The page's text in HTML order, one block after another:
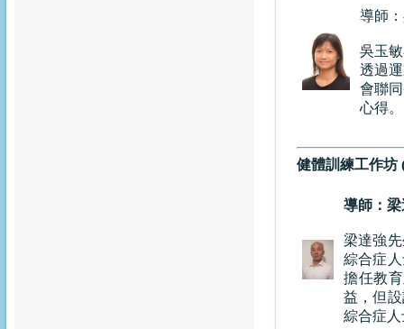
導師
吳玉
透過
會聯
心得。
健體訓練工作坊
導師：
梁達強
綜合症
擔任教
益，但
綜合症